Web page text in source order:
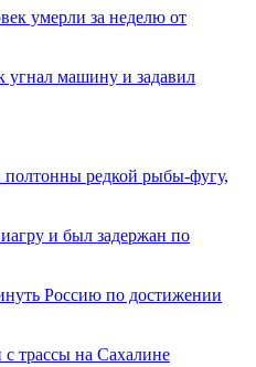
умерли за неделю от
угнал машину и задавил
редкой рыбы-фугу,
и был задержан по
Россию по достижении
трассы на Сахалине